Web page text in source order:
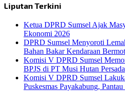
Liputan Terkini
Ketua DPRD Sumsel Ajak
Ekonomi 2026
DPRD Sumsel Menyoroti
Bahan Bakar Kendaraan
Komisi V DPRD Sumsel
BPJS di PT Musi Hutan Persada
Komisi V DPRD Sumsel
Puskesmas Payakabung,